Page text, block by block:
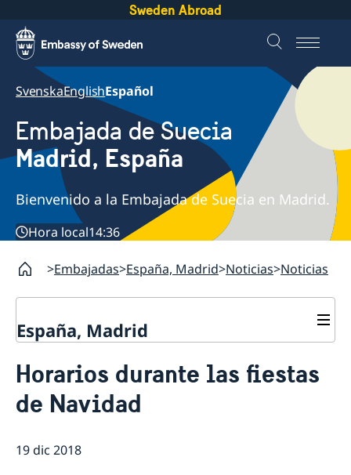
Sweden Abroad
SvenskaEnglishEspañol
Embajada de Suecia
Madrid, España
Bienvenido a la Embajada de Suecia en Madrid.
Hora local14:36
Embajadas España, Madrid Noticias Noticias
España, Madrid
Sobre nosotros
Personal en la embajada
Reglamento General de Protección de Datos (RGPD)
Noticias
Prioridades en la promoción cultural y comercial
Horarios durante las fiestas
de Navidad
19 dic 2018